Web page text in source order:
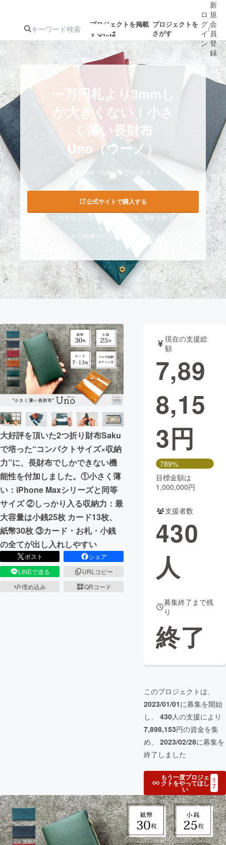
プロジェクトを掲載
するには
プロジェクトを
さがす
人気のプロ
ジェクト
ターン
注目の新着プロ
ジェクト
募集終了が近いプ
ロジェクト
もうすぐ公開
されます
アート・写真
テクノロジー・ガジェット ゲーム・
映像・映画 書籍・雑誌
ビジネス・起業 チャレンジ
まちづくり・地域活性化
CAMPFIRE for Social GoodCAMPFIRE Creation
CAMPFIREふるさと納税machi-yaコミュニティ
ロ
グ
イ
ン
/
新
規
会
員
登
録
一万円札より3mmし
か大きくない！小さ
く薄い長財布
Uno（ウーノ）
Atelier_moku プロダクト
公式サイトで購入する
このプロジェクトは2023/02/28に募集を終了
しました。
こちらから関連ページを閲覧いただけます。
大好評を頂いた2つ折り財布Saku
で培った“コンパクトサイズ×収納
力”に、長財布でしかできない機
能性を付加しました。①小さく薄
い：iPhone Maxシリーズと同等
サイズ ②しっかり入る収納力：最
大容量は小銭25枚 カード13枚、
紙幣30枚 ③カード・お札・小銭
の全てが出し入れしやすい
ポスト
シェア
LINEで送る
URLコピー
埋め込み
QRコード
現在の支援総
額
7,89
8,15
3円
789%
目標金額は
1,000,000円
支援者数
430
人
募集終了まで残
り
終了
このプロジェクトは、
2023/01/01に募集を開始
し、 430人の支援により
7,898,153円の資金を集
め、 2023/02/28に募集を
終了しました
もう一度プロジェ
クトをやってほし
い
1
7